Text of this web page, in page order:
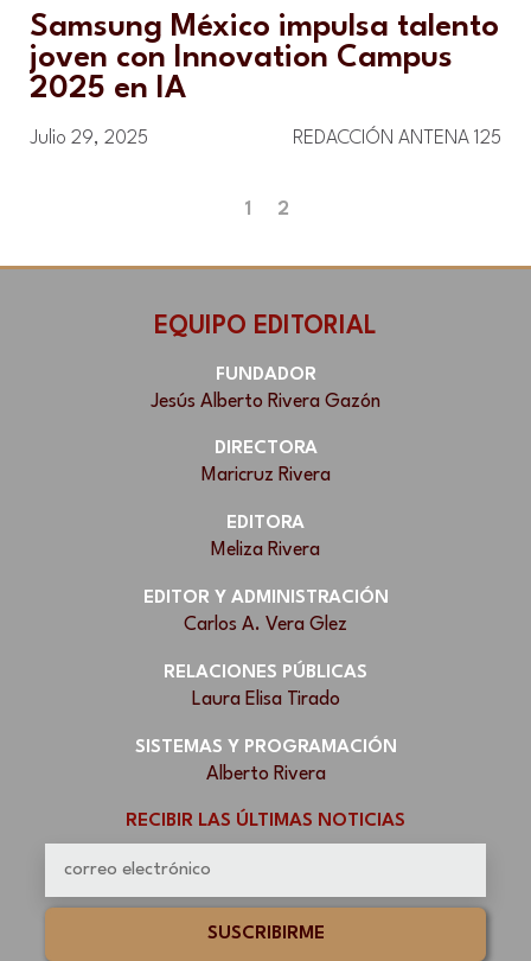
Samsung México impulsa talento
joven con Innovation Campus
2025 en IA
Julio 29, 2025 REDACCIÓN ANTENA 125
1 2
EQUIPO EDITORIAL
FUNDADOR
Jesús Alberto Rivera Gazón
DIRECTORA
Maricruz Rivera
EDITORA
Meliza Rivera
EDITOR Y ADMINISTRACIÓN
Carlos A. Vera Glez
RELACIONES PÚBLICAS
Laura Elisa Tirado
SISTEMAS Y PROGRAMACIÓN
Alberto Rivera
RECIBIR LAS ÚLTIMAS NOTICIAS
SUSCRIBIRME